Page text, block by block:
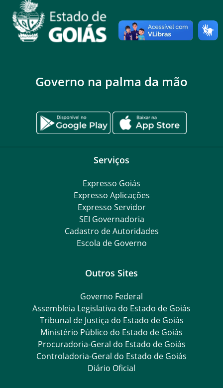
Governo na palma da mão
Serviços
Expresso Goiás
Expresso Aplicações
Expresso Servidor
SEI Governadoria
Cadastro de Autoridades
Escola de Governo
Outros Sites
Governo Federal
Assembleia Legislativa do Estado de Goiás
Tribunal de Justiça do Estado de Goiás
Ministério Público do Estado de Goiás
Procuradoria-Geral do Estado de Goiás
Controladoria-Geral do Estado de Goiás
Diário Oficial